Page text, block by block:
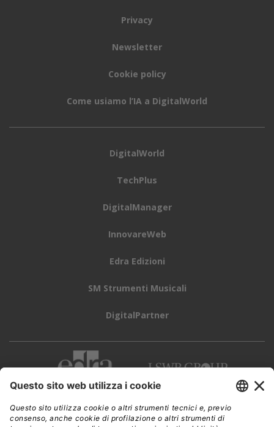
Privacy
Newsletter
Cookie policy
Come usiamo l’IA a DigitalWorld
DigitalWorld
TechPlus
DigitalManager
InnovareWeb
Edra Edizioni
SM Strumenti Musicali
DigitalPartner
CWI è una testata giornalistica diEdra Edizioni s.r.l.
Direzione, amministrazione, redazione, pubblicità